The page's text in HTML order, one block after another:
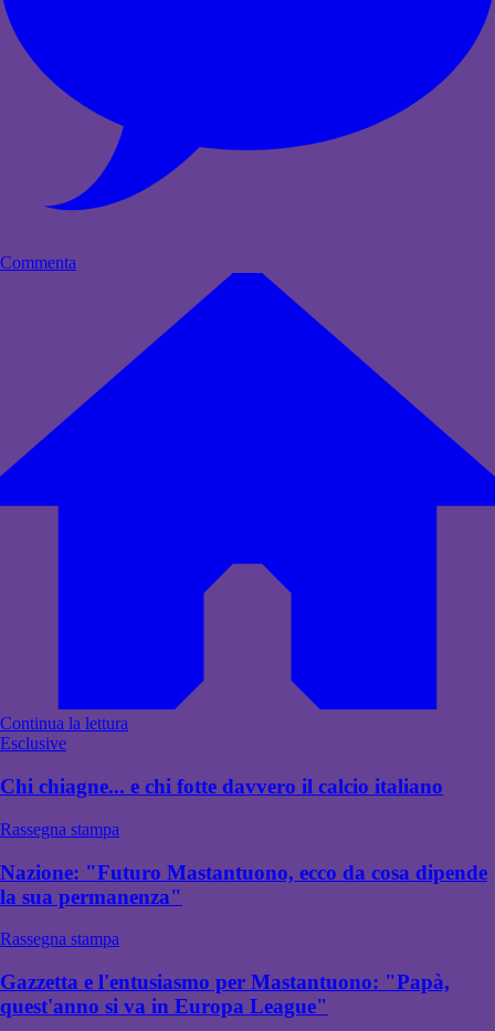
Commenta
Continua la lettura
Esclusive
Chi chiagne... e chi fotte davvero il calcio italiano
Rassegna stampa
Nazione: "Futuro Mastantuono, ecco da cosa dipende
la sua permanenza"
Rassegna stampa
Gazzetta e l'entusiasmo per Mastantuono: "Papà,
quest'anno si va in Europa League"